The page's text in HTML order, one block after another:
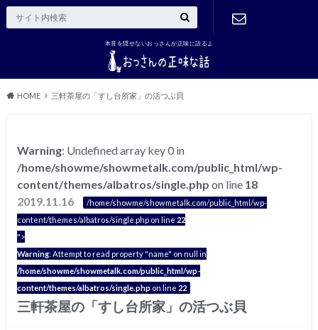
本音を隠せないおっさんが正味に語るよ
HOME 三軒茶屋の「すし台所家」の活つぶ貝
Warning: Undefined array key 0 in
/home/showme/showmetalk.com/public_html/wp-
content/themes/albatros/single.php on line 18
2019.11.16
/home/showme/showmetalk.com/public_html/wp-
content/themes/albatros/single.php on line 22
">
Warning: Attempt to read property "name" on null in
/home/showme/showmetalk.com/public_html/wp-
content/themes/albatros/single.php on line 22
三軒茶屋の「すし台所家」の活つぶ貝